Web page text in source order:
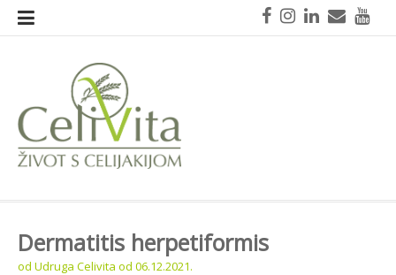
Skoči
FacebookInstagram
LinkedIn
Mail
Dermatitis herpetiformis
od Udruga Celivita od 06.12.2021.